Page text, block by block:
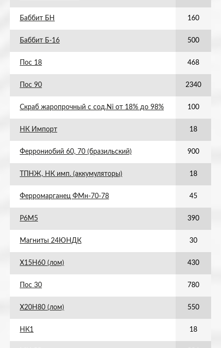
Баббит БН 160
Баббит Б-16 500
Пос 18 468
Пос 90 2340
Скраб жаропрочный с сод.Ni от 18% до 98% 100
НК Импорт 18
Феррониобий 60, 70 (бразильский) 900
ТПНЖ, НК имп. (аккумуляторы) 18
Ферромарганец ФМн-70-78 45
Р6М5 390
Магниты 24ЮНДК 30
Х15Н60 (лом) 430
Пос 30 780
Х20Н80 (лом) 550
НК1 18